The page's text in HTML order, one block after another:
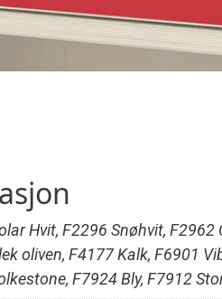
Hvit, F2296 Snøhvit,
oliven, F4177 Kalk, F6901
F7924 Bly, F7912